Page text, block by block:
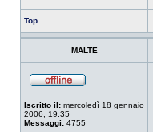
Top
MALTE
Iscritto il: mercoledì 18 gennaio
2006, 19:35
Messaggi: 4755